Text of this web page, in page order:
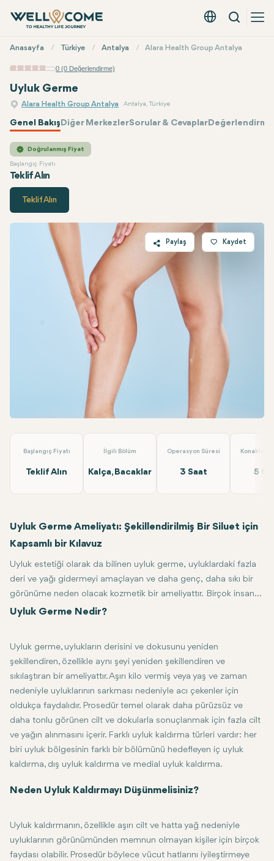
Türkçe - EUR
Arama
Menü
Anasayfa Türkiye Antalya Alara Health Group Antalya
0 (0 Değerlendirme)
Uyluk Germe
Alara Health Group Antalya Antalya, Türkiye
Genel BakışDiğer MerkezlerSorular & Cevaplar
Doğrulanmış Fiyat
Başlangıç Fiyatı
Teklif Alın
Alara Health GroupFiyatı
Teklif Alın
Paylaş
Twitter
Facebook
Linkedin
WhatsApp
Telegram
Kaydet
Başlangıç Fiyatı
Teklif Alın
İlgili Bölüm
Kalça, Bacaklar
Operasyon Süresi
3 Saat 5
Uyluk Germe Ameliyatı: Şekillendirilmiş Bir Siluet için
Kapsamlı bir Kılavuz
Uyluk estetiği olarak da bilinen uyluk germe, uyluklardaki fazla
deri ve yağı gidermeyi amaçlayan ve daha genç, daha sıkı bir
görünüme neden olacak kozmetik bir ameliyattır. Birçok insan
uylukların kilo dalgalanmaları, yaşlanma veya genetik nedeniyle
gerektiği de dahil olmak üzere uyluk germe prosedürünü
ayrıntılı olarak açıklayacaktır.
Uyluk Germe Nedir?
Uyluk germe, uylukların derisini ve dokusunu yeniden
şekillendiren, özellikle aynı şeyi yeniden şekillendiren ve
sıkılaştıran bir ameliyattır. Aşırı kilo vermiş veya yaş ve zaman
nedeniyle uyluklarının sarkması nedeniyle acı çekenler için
oldukça faydalıdır. Prosedür temel olarak daha pürüzsüz ve
daha tonlu görünen cilt ve dokularla sonuçlanmak için fazla cilt
ve yağın alınmasını içerir. Farklı uyluk kaldırma türleri vardır: her
biri uyluk bölgesinin farklı bir bölümünü hedefleyen iç uyluk
kaldırma, dış uyluk kaldırma ve medial uyluk kaldırma.
Neden Uyluk Kaldırmayı Düşünmelisiniz?
Uyluk kaldırmanın, özellikle aşırı cilt ve hatta yağ nedeniyle
uyluklarının görünümünden memnun olmayan kişiler için birçok
faydası olabilir. Prosedür böylece vücut hatlarını iyileştirmeye